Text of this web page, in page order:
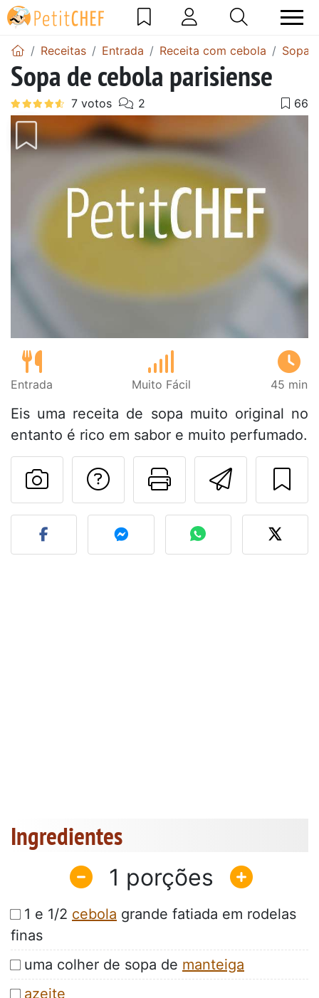
Receitas Entrada Receita com cebola Sopa
Sopa de cebola parisiense
Entrada Muito Fácil 45 min
Eis uma receita de sopa muito original no
entanto é rico em sabor e muito perfumado.
Imprima
Falar com o autor
Fez esta receita?
Ingredientes
1
1 e 1/2 cebola grande fatiada em rodelas
finas
uma colher de sopa de manteiga
azeite